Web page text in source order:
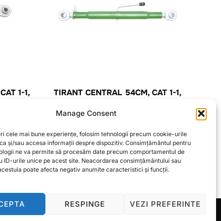
Manage Consent
cele mai bune experiențe, folosim tehnologii precum cookie-urile
și/sau accesa informații despre dispozitiv. Consimțământul pentru
ne va permite să procesăm date precum comportamentul de
ID-urile unice pe acest site. Neacordarea consimțământului sau
poate afecta negativ anumite caracteristici și funcții.
RESPINGE VEZI PREFERINTE
1-1,
TIRANT CENTRAL 54CM, CAT 1-1,
CITEȘTE MAI MULT